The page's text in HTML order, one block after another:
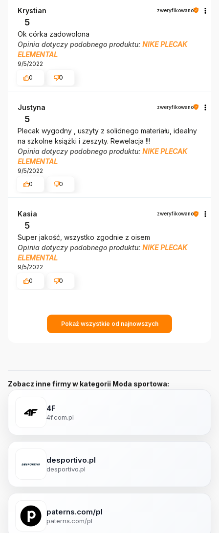
Krystian zweryfikowano
5
Ok córka zadowolona
Opinia dotyczy podobnego produktu: NIKE PLECAK
ELEMENTAL
9/5/2022
0
0
Justyna zweryfikowano
5
Plecak wygodny , uszyty z solidnego materiału, idealny
na szkolne książki i zeszyty. Rewelacja !!!
Opinia dotyczy podobnego produktu: NIKE PLECAK
ELEMENTAL
9/5/2022
0
0
Kasia zweryfikowano
5
Super jakość, wszystko zgodnie z oisem
Opinia dotyczy podobnego produktu: NIKE PLECAK
ELEMENTAL
9/5/2022
0
0
Pokaż wszystkie od najnowszych
Zobacz inne firmy w kategorii Moda sportowa:
4F
4f.com.pl
desportivo.pl
desportivo.pl
paterns.com/pl
paterns.com/pl